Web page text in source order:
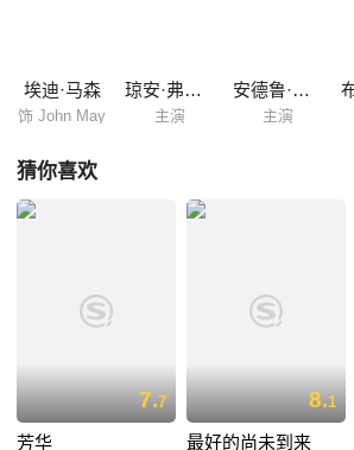
埃迪·马森
饰 John May
琼安·弗洛加特
主演
安德鲁·巴肯
主演
猜你喜欢
7.7
芳华
8.1
最好的尚未到来